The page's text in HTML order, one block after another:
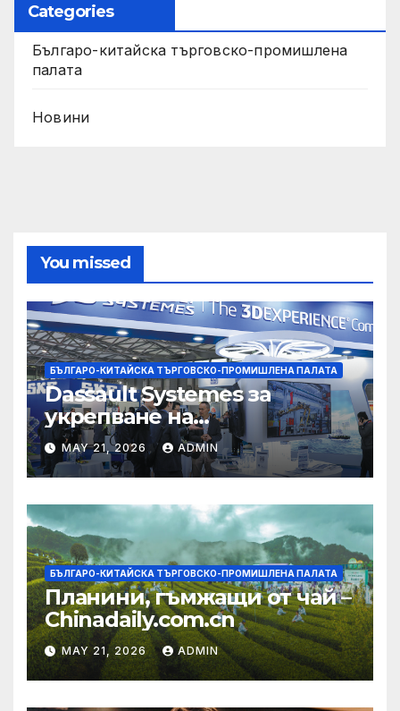
Categories
Българо-китайска търговско-промишлена
палата
Новини
You missed
БЪЛГАРО-КИТАЙСКА ТЪРГОВСКО-ПРОМИШЛЕНА ПАЛАТА
Dassault Systemes за
укрепване на
изграждането на AI
екосистема в Китай
MAY 21, 2026 ADMIN
БЪЛГАРО-КИТАЙСКА ТЪРГОВСКО-ПРОМИШЛЕНА ПАЛАТА
Планини, гъмжащи от чай –
Chinadaily.com.cn
MAY 21, 2026 ADMIN